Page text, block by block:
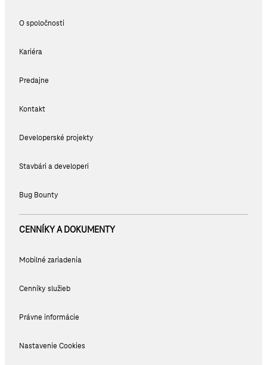
O spoločnosti
Kariéra
Predajne
Kontakt
Developerské projekty
Stavbári a developeri
Bug Bounty
CENNÍKY A DOKUMENTY
Mobilné zariadenia
Cenníky služieb
Právne informácie
Nastavenie Cookies